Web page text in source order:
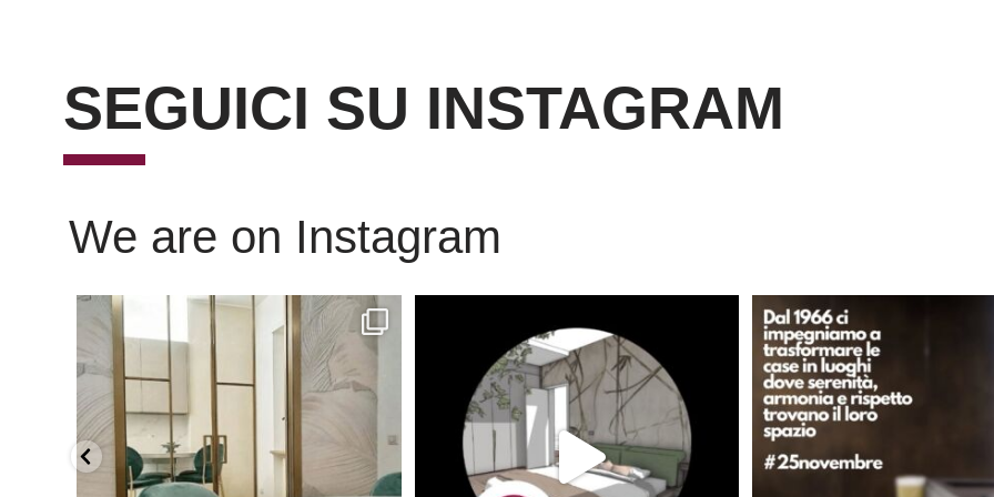
SEGUICI SU INSTAGRAM
We are on Instagram
Scopri l’eleganza senza tempo delle porte...
Niente di meglio di
Dal 1966 crediamo che ogni casa